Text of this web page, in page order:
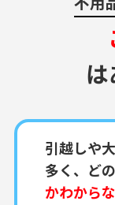
引越しや
多く、ど
かわから